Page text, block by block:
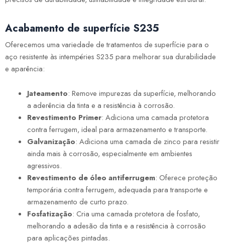
Acabamento de superfície S235
Oferecemos uma variedade de tratamentos de superfície para o
aço resistente às intempéries S235 para melhorar sua durabilidade
e aparência:
Jateamento: Remove impurezas da superfície, melhorando
a aderência da tinta e a resistência à corrosão.
Revestimento Primer: Adiciona uma camada protetora
contra ferrugem, ideal para armazenamento e transporte.
Galvanização: Adiciona uma camada de zinco para resistir
ainda mais à corrosão, especialmente em ambientes
agressivos.
Revestimento de óleo antiferrugem: Oferece proteção
temporária contra ferrugem, adequada para transporte e
armazenamento de curto prazo.
Fosfatização: Cria uma camada protetora de fosfato,
melhorando a adesão da tinta e a resistência à corrosão
para aplicações pintadas.